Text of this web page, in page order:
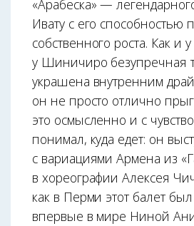
«Арабеска» —
Ивату с его способностью
собственного роста. Как и
у Шиничиро безупречная
украшена внутренним
он не просто отлично
это осмысленно и с
понимал, куда едет: он
с вариациями Армена из
в хореографии Алексея
как в Перми этот балет
впервые в мире Ниной